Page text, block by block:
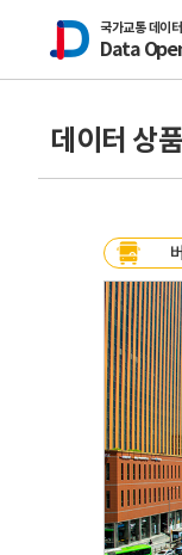
국가교통 데이
Data
데이터 상품 상세
데이터 상